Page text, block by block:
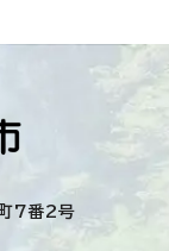
7番2号